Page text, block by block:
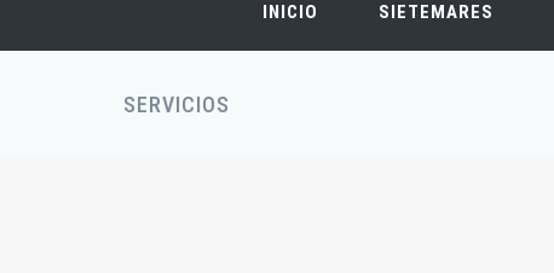
INICIO SIETEMARES
SERVICIOS